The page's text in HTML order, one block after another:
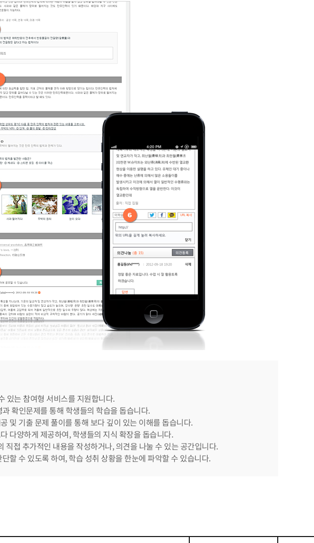
있는 참여형 서비스를 지원합니다.
확인문제를 통해 학생들의 학습을 돕습니다.
및 기출 문제 풀이를 통해 보다 깊이 있는 이해를 돕습니다.
다양하게 제공하여, 학생들의 지식 확장을 돕습니다.
직접 추가적인 내용을 작성하거나, 의견을 나눌 수 있는 공간입니다.
할 수 있도록 하여, 학습 성취 상황을 한눈에 파악할 수 있습니다.